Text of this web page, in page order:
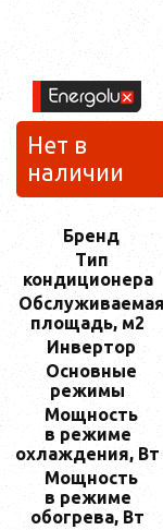
Нет в
наличии
Бренд
Тип
кондиционера
Обслуживаемая
площадь, м2
Инвертор
Основные
режимы
Мощность
в режиме
охлаждения, Bт
Мощность
в режиме
обогрева, Вт